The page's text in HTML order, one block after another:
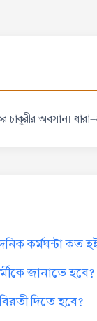
চাকুরীর অবসান।
কর্মঘন্টা কত
জানাতে হবে?
দিতে হবে?